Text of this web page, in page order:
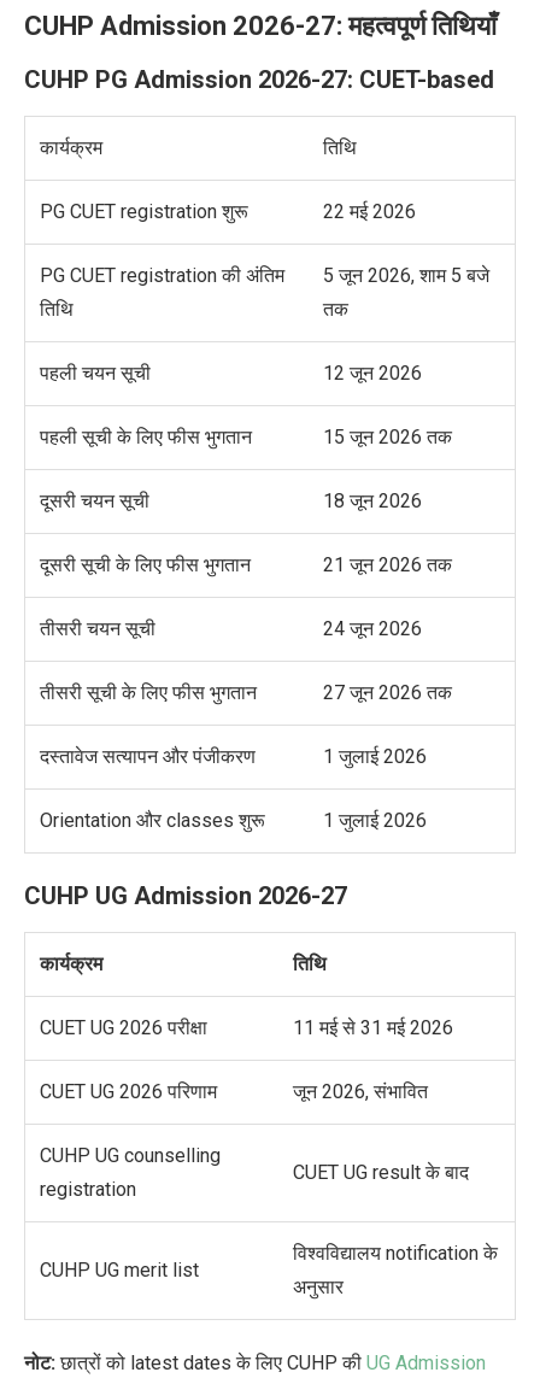
CUHP Admission 2026-27: महत्वपूर्ण तिथियाँ
CUHP PG Admission 2026-27: CUET-based
कार्यक्रम तिथि
PG CUET registration शुरू 22 मई 2026
PG CUET registration की अंतिम
तिथि
5 जून 2026, शाम 5 बजे
तक
पहली चयन सूची 12 जून 2026
पहली सूची के लिए फीस भुगतान 15 जून 2026 तक
दूसरी चयन सूची 18 जून 2026
दूसरी सूची के लिए फीस भुगतान 21 जून 2026 तक
तीसरी चयन सूची 24 जून 2026
तीसरी सूची के लिए फीस भुगतान 27 जून 2026 तक
दस्तावेज सत्यापन और पंजीकरण 1 जुलाई 2026
Orientation और classes शुरू 1 जुलाई 2026
CUHP UG Admission 2026-27
कार्यक्रम तिथि
CUET UG 2026 परीक्षा 11 मई से 31 मई 2026
CUET UG 2026 परिणाम जून 2026, संभावित
CUHP UG counselling
registration
CUET UG result के बाद
CUHP UG merit list
विश्वविद्यालय notification के
अनुसार
नोट:छात्रों को latest dates के लिए CUHP की UG Admission